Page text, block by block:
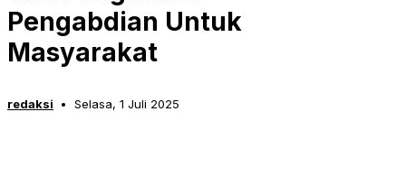
Pengabdian Untuk
Masyarakat
redaksi Selasa, 1 Juli 2025